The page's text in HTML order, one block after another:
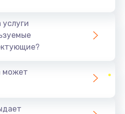
2500 руб.
услуги
может